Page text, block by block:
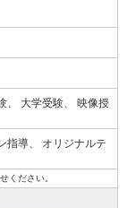
大学受験
映像授
指導
オリジナルテ
ください。